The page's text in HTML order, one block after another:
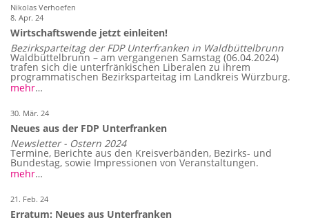
Nikolas Verhoefen
8. Apr. 24
Wirtschaftswende jetzt einleiten!
Bezirksparteitag der FDP Unterfranken in Waldbüttelbrunn
Waldbüttelbrunn – am vergangenen Samstag (06.04.2024)
trafen sich die unterfränkischen Liberalen zu ihrem
programmatischen Bezirksparteitag im Landkreis Würzburg.
mehr…
30. Mär. 24
Neues aus der FDP Unterfranken
Newsletter - Ostern 2024
Termine, Berichte aus den Kreisverbänden, Bezirks- und
Bundestag, sowie Impressionen von Veranstaltungen.
mehr…
21. Feb. 24
Erratum: Neues aus Unterfranken